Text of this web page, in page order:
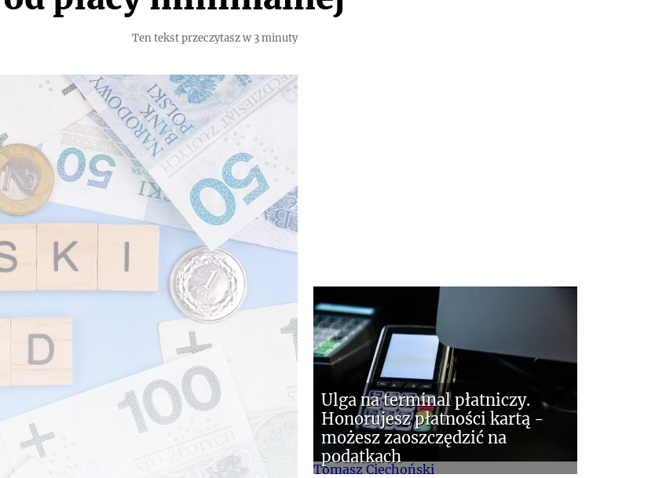
Ten tekst przeczytasz w 3 minuty
Tomasz Ciechoński
Ulga na terminal płatniczy.
Honorujesz płatności kartą -
możesz zaoszczędzić na
podatkach